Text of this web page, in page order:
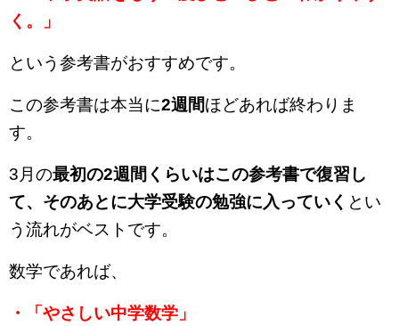
く。」
という参考書がおすすめです。
この参考書は本当に2週間ほどあれば終わりま
す。
3月の最初の2週間くらいはこの参考書で復習し
て、そのあとに大学受験の勉強に入っていく とい
う流れがベストです。
数学であれば、
・「やさしい中学数学」